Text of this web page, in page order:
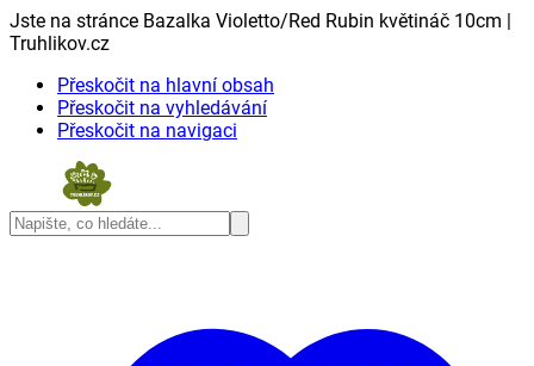
Jste na stránce Bazalka Violetto/Red Rubin květináč 10cm |
Truhlikov.cz
Přeskočit na hlavní obsah
Přeskočit na vyhledávání
Přeskočit na navigaci